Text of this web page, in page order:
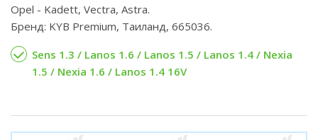
Opel - Kadett, Vectra, Astra.
Бренд: KYB Premium, Таиланд, 665036.
Sens 1.3 / Lanos 1.6 / Lanos 1.5 / Lanos 1.4 / Nexia
1.5 / Nexia 1.6 / Lanos 1.4 16V